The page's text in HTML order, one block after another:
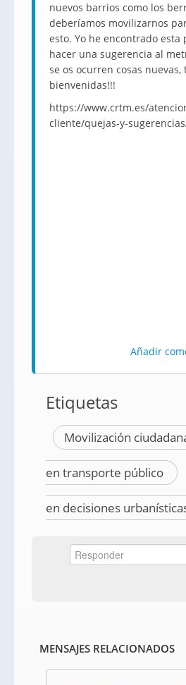
nuevos barrios como los
deberíamos movilizarnos
esto. Yo he encontrado esta
hacer una sugerencia al
se os ocurren cosas nuevas,
bienvenidas!!!
https://www.crtm.es/
cliente/quejas-y-
Añadir
Etiquetas
Movilización
en transporte público
en decisiones
MENSAJES RELACIONADOS